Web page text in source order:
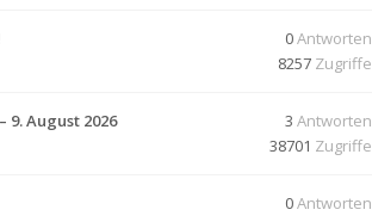
0Antworten
8257 Zugriffe
9. August 2026
3 Antworten
38701 Zugriffe
0Antworten